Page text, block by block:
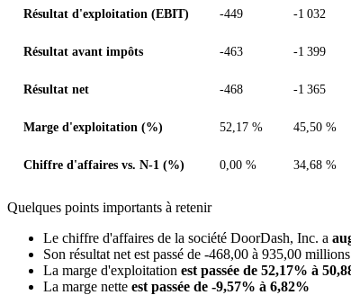
Résultat d'exploitation (EBIT) -449 -1 032
Résultat avant impôts -463 -1 399
Résultat net -468 -1 365
Marge d'exploitation (%) 52,17 % 45,50 %
Chiffre d'affaires vs. N-1 (%) 0,00 % 34,68 %
Quelques points importants à retenir
Le chiffre d'affaires de la société DoorDash, Inc. a
Son résultat net est passé de -468,00 à 935,00
La marge d'exploitation est passée de 52,17% à
La marge nette est passée de -9,57% à 6,82%